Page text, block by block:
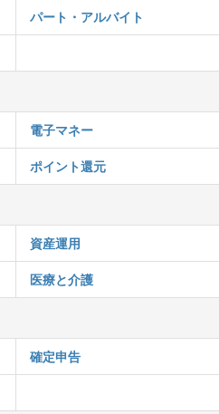
パート・アルバイト
電子マネー
ポイント還元
資産運用
医療と介護
確定申告